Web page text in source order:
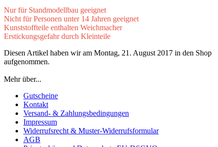
Nur für Standmodellbau geeignet
Nicht für Personen unter 14 Jahren geeignet
Kunststoffteile enthalten Weichmacher
Erstickungsgefahr durch Kleinteile
Diesen Artikel haben wir am Montag, 21. August 2017 in den Shop
aufgenommen.
Mehr über...
Gutscheine
Kontakt
Versand- & Zahlungsbedingungen
Impressum
Widerrufsrecht & Muster-Widerrufsformular
AGB